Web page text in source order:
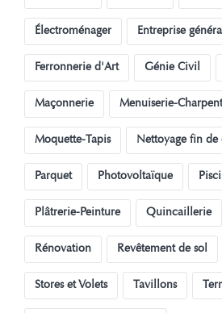
Électroménager Entreprise
Ferronnerie d'Art Génie Civil
Maçonnerie Menuiserie-
Moquette-Tapis Nettoyage fin de
Parquet Photovoltaïque
Plâtrerie-Peinture Quincaillerie
Rénovation Revêtement de sol
Stores et Volets Tavillons